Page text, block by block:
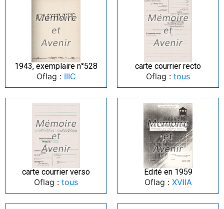
1943, exemplaire n°528
Oflag : IIIC
carte courrier recto
Oflag : tous
carte courrier verso
Oflag : tous
Edité en 1959
Oflag : XVIIA